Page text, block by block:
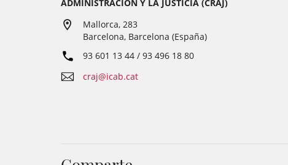
ADMINISTRACIÓN Y LA JUSTICIA (CRAJ)
Mallorca, 283
Barcelona, Barcelona (España)
93 601 13 44 / 93 496 18 80
craj@icab.cat